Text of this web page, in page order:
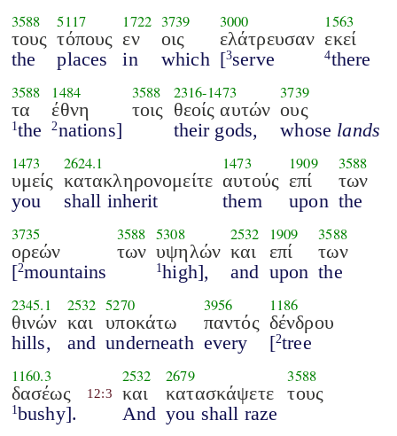
3588
τους
the
5117
τόπους
places
1722
εν
in
3739
οις
which
3000
ελάτρευσαν
[3serve
1563
εκεί
4there
3588
τα
1 the
1484
έθνη
2nations]
3588
τοις
2316-1473
θεοίς αυτών
their gods,
3739
ους
whose lands
1473
υμείς
you
2624.1
κατακληρονομείτε
shall inherit
1473
αυτούς
them
1909
επί
upon
3588
των
the
3735
ορεών
[2mountains
3588
των
5308
υψηλών
1high],
2532
και
and
1909
επί
upon
3588
των
the
2345.1
θινών
hills,
2532
και
and
5270
υποκάτω
underneath
3956
παντός
every
1186
δένδρου
[2tree
1160.3
δασέως
1 bushy].
12:3
2532
και
And
2679
κατασκάψετε
you shall raze
3588
τους